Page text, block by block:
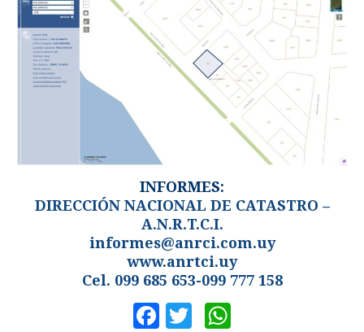
INFORMES:
DIRECCIÓN NACIONAL DE CATASTRO –
A.N.R.T.C.I.
informes@anrci.com.uy
www.anrtci.uy
Cel. 099 685 653-099 777 158
Facebook
Twitter